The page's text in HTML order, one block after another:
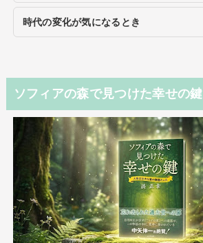
時代の変化が気になるとき
ソフィアの森で見つけた幸せの鍵